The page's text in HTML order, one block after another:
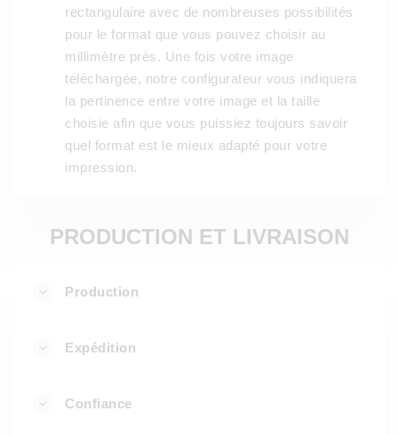
rectangulaire avec de nombreuses possibilités
pour le format que vous pouvez choisir au
millimètre près. Une fois votre image
téléchargée, notre configurateur vous indiquera
la pertinence entre votre image et la taille
choisie afin que vous puissiez toujours savoir
quel format est le mieux adapté pour votre
impression.
PRODUCTION ET LIVRAISON
Production
Expédition
Confiance